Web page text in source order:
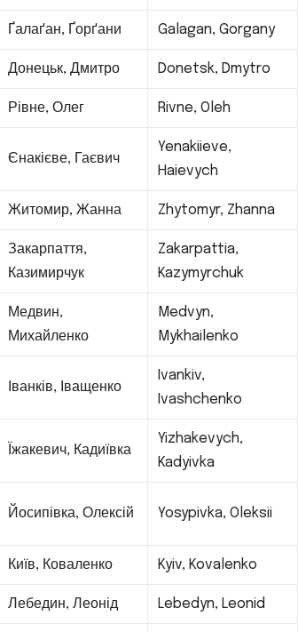
Ґалаґан, Ґорґани Galagan, Gorgany
Донецьк, Дмитро Donetsk, Dmytro
Рівне, Олег Rivne, Oleh
Єнакієве, Гаєвич
Yenakiieve,
Haievych
Житомир, Жанна Zhytomyr, Zhanna
Закарпаття,
Казимирчук
Zakarpattia,
Kazymyrchuk
Медвин,
Михайленко
Medvyn,
Mykhailenko
Іванків, Іващенко
Ivankiv,
Ivashchenko
Їжакевич, Кадиївка
Yizhakevych,
Kadyivka
Йосипівка, Олексій Yosypivka, Oleksii
Київ, Коваленко Kyiv, Kovalenko
Лебедин, Леонід Lebedyn, Leonid